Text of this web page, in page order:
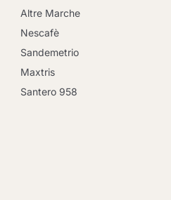
Altre Marche
Nescafè
Sandemetrio
Maxtris
Santero 958